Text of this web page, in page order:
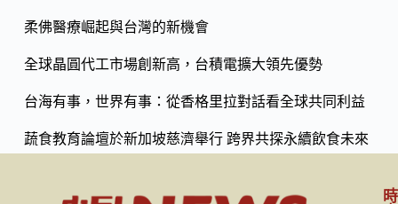
k
n
k
柔佛醫療崛起與台灣的新機會
全球晶圓代工市場創新高，台積電擴大領先優勢
台海有事，世界有事：從香格里拉對話看全球共同利益
蔬食教育論壇於新加坡慈濟舉行 跨界共探永續飲食未來
時